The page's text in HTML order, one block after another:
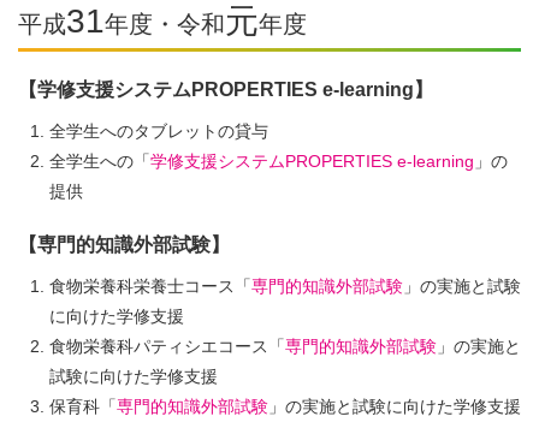
平成31年度・令和元年度
【学修支援システムPROPERTIES e-learning】
全学生へのタブレットの貸与
全学生への「学修支援システムPROPERTIES e-learning 」の
提供
【専門的知識外部試験】
食物栄養科栄養士コース「専門的知識外部試験 」の実施と試験
に向けた学修支援
食物栄養科パティシエコース「専門的知識外部試験 」の実施と
試験に向けた学修支援
保育科「専門的知識外部試験 」の実施と試験に向けた学修支援